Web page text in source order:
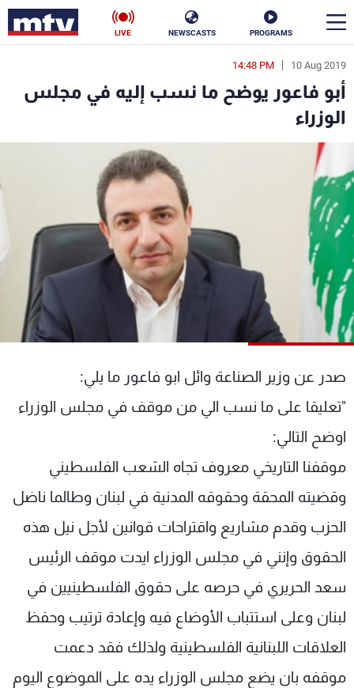
PROGRAMS
NEWSCASTS
LIVE
10 Aug 2019
14:48 PM
أبو فاعور يوضح ما نسب إليه في مجلس
الوزراء
صدر عن وزير الصناعة وائل ابو فاعور ما يلي:
"تعليقا على ما نسب الي من موقف في مجلس الوزراء
اوضح التالي:
موقفنا التاريخي معروف تجاه الشعب الفلسطيني
وقضيته المحقة وحقوقه المدنية في لبنان وطالما ناضل
الحزب وقدم مشاريع واقتراحات قوانين لأجل نيل هذه
الحقوق وإنني في مجلس الوزراء ايدت موقف الرئيس
سعد الحريري في حرصه على حقوق الفلسطينيين في
لبنان وعلى استتباب الأوضاع فيه وإعادة ترتيب وحفظ
العلاقات اللبنانية الفلسطينية ولذلك فقد دعمت
موقفه بان يضع مجلس الوزراء يده على الموضوع اليوم
en
الأخبار
سياسة ناس
إقتصاد فن
منوعات رياضة
كأس العالم
البرامج
جدول البرامج
شاهد البرامج
عن MTV
الإنـتـاج
لاعلاناتكم
تواصل معنا
شروط الإسـتخدام
سياسة الخصوصية